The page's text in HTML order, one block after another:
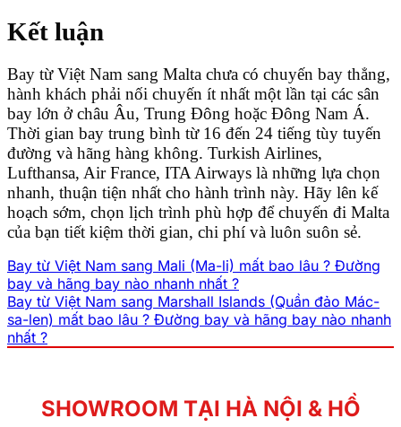
Kết luận
Bay từ Việt Nam sang Malta chưa có chuyến bay thẳng,
hành khách phải nối chuyến ít nhất một lần tại các sân
bay lớn ở châu Âu, Trung Đông hoặc Đông Nam Á.
Thời gian bay trung bình từ 16 đến 24 tiếng tùy tuyến
đường và hãng hàng không. Turkish Airlines,
Lufthansa, Air France, ITA Airways là những lựa chọn
nhanh, thuận tiện nhất cho hành trình này. Hãy lên kế
hoạch sớm, chọn lịch trình phù hợp để chuyến đi Malta
của bạn tiết kiệm thời gian, chi phí và luôn suôn sẻ.
Bay từ Việt Nam sang Mali (Ma-li) mất bao lâu ? Đường
bay và hãng bay nào nhanh nhất ?
Bay từ Việt Nam sang Marshall Islands (Quần đảo Mác-
sa-len) mất bao lâu ? Đường bay và hãng bay nào nhanh
nhất ?
SHOWROOM TẠI HÀ NỘI & HỒ